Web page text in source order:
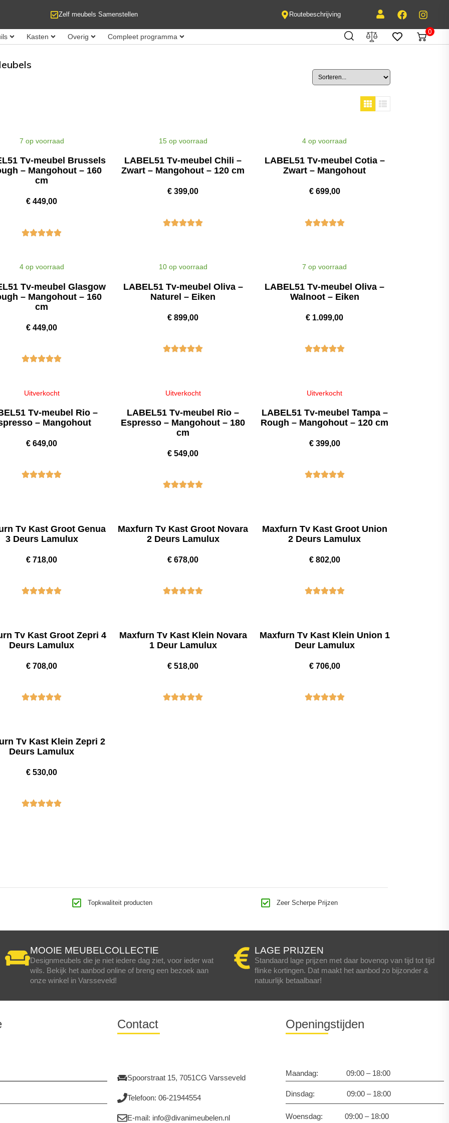
Zelf meubels Samenstellen Routebeschrijving
Kasten Overig Compleet programma
0
7 op voorraad
Tv-meubel Brussels
– Mangohout – 160
cm
€ 449,00
15 op voorraad
LABEL51 Tv-meubel Chili –
Zwart – Mangohout – 120 cm
€ 399,00
4 op voorraad
LABEL51 Tv-meubel Cotia –
Zwart – Mangohout
€699,00
4 op voorraad
Tv-meubel Glasgow
– Mangohout – 160
cm
€ 449,00
10 op voorraad
LABEL51 Tv-meubel Oliva –
Naturel – Eiken
€ 899,00
7 op voorraad
LABEL51 Tv-meubel Oliva –
Walnoot – Eiken
€ 1.099,00
Uitverkocht
Tv-meubel Rio –
– Mangohout
€ 649,00
Uitverkocht
LABEL51 Tv-meubel Rio –
Espresso – Mangohout – 180
cm
€ 549,00
Uitverkocht
LABEL51 Tv-meubel Tampa –
Rough – Mangohout – 120 cm
€399,00
Tv Kast Groot Genua
3 Deurs Lamulux
€ 718,00
Maxfurn Tv Kast Groot Novara
2 Deurs Lamulux
€ 678,00
Maxfurn Tv Kast Groot Union
2 Deurs Lamulux
€802,00
Tv Kast Groot Zepri 4
Deurs Lamulux
€ 708,00
Maxfurn Tv Kast Klein Novara
1 Deur Lamulux
€ 518,00
Maxfurn Tv Kast Klein Union 1
Deur Lamulux
€706,00
Tv Kast Klein Zepri 2
Deurs Lamulux
€ 530,00
Topkwaliteit producten Zeer Scherpe Prijzen
MOOIE MEUBELCOLLECTIE
Designmeubels die je niet iedere dag ziet, voor ieder wat
wils. Bekijk het aanbod online of breng een bezoek aan
onze winkel in Varsseveld!
LAGE PRIJZEN
Standaard lage prijzen met daar bovenop van tijd tot tijd
flinke kortingen. Dat maakt het aanbod zo bijzonder &
natuurlijk betaalbaar!
Contact
Spoorstraat 15, 7051CG Varsseveld
Telefoon: 06-21944554
E-mail: info@divanimeubelen.nl
Openingstijden
Maandag: 09:00 – 18:00
Dinsdag: 09:00 – 18:00
Woensdag: 09:00 – 18:00